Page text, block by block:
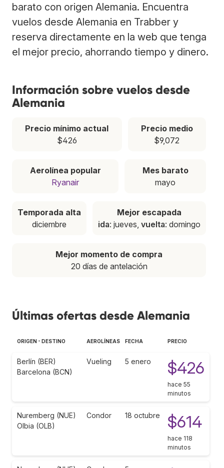
barato con origen Alemania. Encuentra
vuelos desde Alemania en Trabber y
reserva directamente en la web que tenga
el mejor precio, ahorrando tiempo y dinero.
Información sobre vuelos desde
Alemania
Precio mínimo actual
$426
Precio medio
$9,072
Aerolínea popular
Ryanair
Mes barato
mayo
Temporada alta
diciembre
Mejor escapada
ida: jueves, vuelta: domingo
Mejor momento de compra
20 días de antelación
Últimas ofertas desde Alemania
ORIGEN - DESTINO AEROLÍNEAS FECHA PRECIO
Berlín (BER)
Barcelona (BCN)
Vueling 5 enero $426
hace 55
minutos
Nuremberg (NUE)
Olbia (OLB)
Condor 18 octubre $614
hace 118
minutos